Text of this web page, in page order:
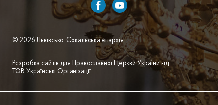
© 2026 Львівсько-Сокальська єпархія .
Розробка сайтів для Православної Церкви України від
ТОВ Українські Організації